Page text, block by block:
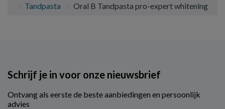
Tandpasta
Oral B Tandpasta pro-expert whitening
Schrijf je in voor onze nieuwsbrief
Ontvang als eerste de beste aanbiedingen en persoonlijk
advies